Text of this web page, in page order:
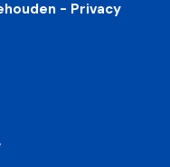
- Privacy